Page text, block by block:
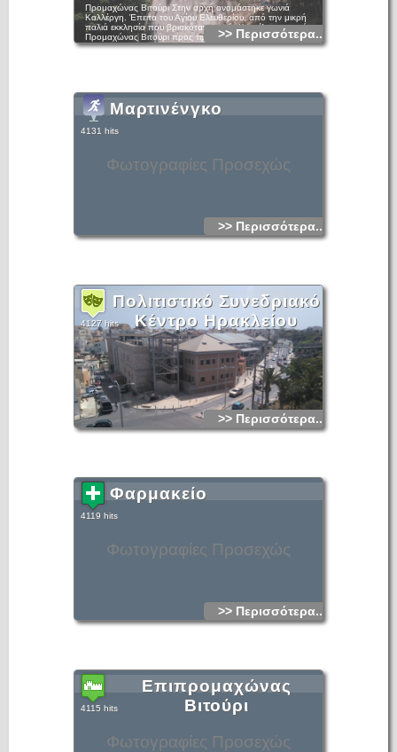
Προμαχώνας Βιτούρι Στην αρχή ονομάστηκε γωνιά
Καλλέργη. Έπειτα του Αγίου Ελευθερίου, από την μικρή
παλιά εκκλησία που βρισκόταν κοντά. Και τέλος, επικράτησε
Προμαχώνας Βιτούρι προς τιμήν του Giovvani Vitouri. Τα
δύο μέτωπά του είναι άνισα μεταξύ τους. Το ανατολικό
Γεωργιάδη
>> Περισσότερα...
Φωτογραφίες Προσεχώς
Μαρτινένγκο
4131 hits
>> Περισσότερα...
Πολιτιστικό Συνεδριακό
Κέντρο Ηρακλείου
4127 hits
>> Περισσότερα...
Φωτογραφίες Προσεχώς
Φαρμακείο
4119 hits
>> Περισσότερα...
Φωτογραφίες Προσεχώς
Επιπρομαχώνας
Βιτούρι
4115 hits